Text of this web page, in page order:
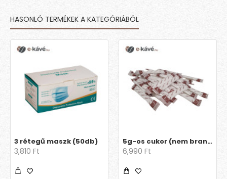
HASONLÓ TERMÉKEK A KATEGÓRIÁBÓL
3 rétegű maszk (50db)
3,810 Ft
5g-os cukor (nem brandingelt)
6,990 Ft